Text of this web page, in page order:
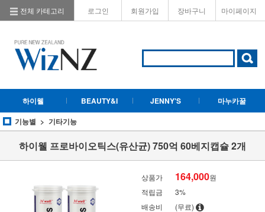
전체 카테고리 로그인 회원가입 장바구니 마이페이지
하이웰 BEAUTY&I JENNY'S
마누카꿀
기능별
기타기능
하이웰 프로바이오틱스(유산균) 750억 60베지캡슐 2개
상품가 164,000원
적립금
3%
배송비
(무료)